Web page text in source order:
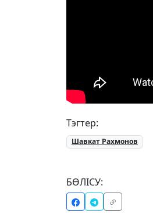
Тэгтер:
Шавкат Рахмонов
БӨЛІСУ: